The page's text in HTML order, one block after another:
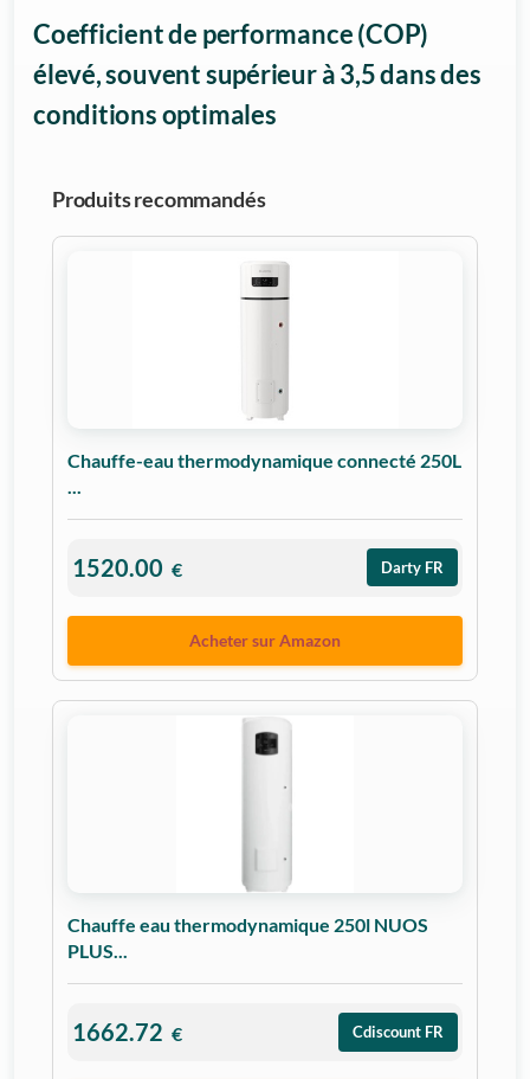
Coefficient de performance (COP)
élevé, souvent supérieur à 3,5 dans des
conditions optimales
Produits recommandés
Chauffe-eau thermodynamique connecté 250L
1520.00 € Darty FR
Acheter sur Amazon
Chauffe eau thermodynamique 250l NUOS
PLUS...
1662.72 € Cdiscount FR